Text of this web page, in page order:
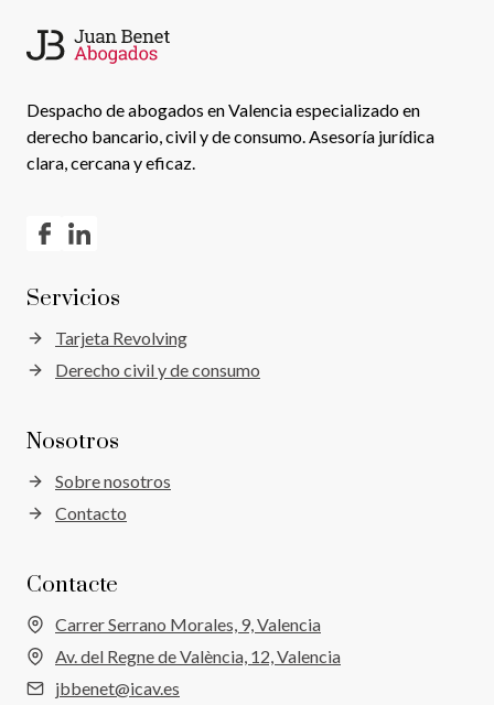
Despacho de abogados en Valencia especializado en
derecho bancario, civil y de consumo. Asesoría jurídica
clara, cercana y eficaz.
Servicios
Tarjeta Revolving
Derecho civil y de consumo
Nosotros
Sobre nosotros
Contacto
Contacte
Carrer Serrano Morales, 9, Valencia
Av. del Regne de València, 12, Valencia
jbbenet@icav.es